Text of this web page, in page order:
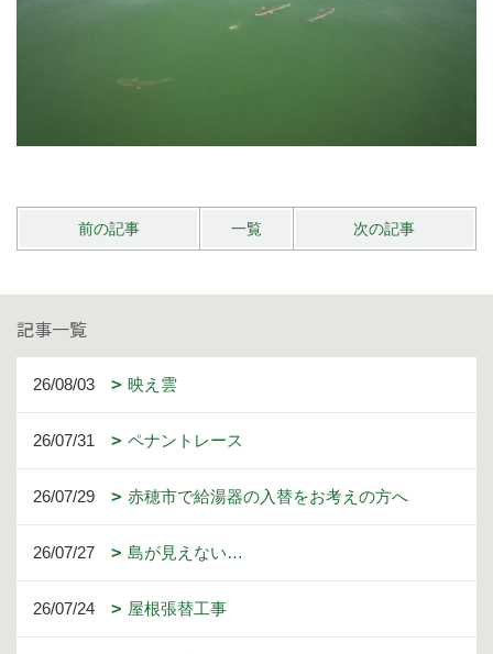
前の記事 一覧 次の記事
記事一覧
26/08/03 映え雲
26/07/31 ペナントレース
26/07/29 赤穂市で給湯器の入替をお考えの方へ
26/07/27 島が見えない…
26/07/24 屋根張替工事